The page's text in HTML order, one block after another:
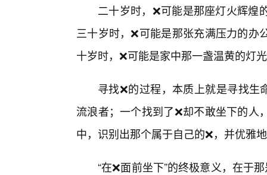
二十岁时，❌可能是那座灯火辉
三十岁时，❌可能是那张充满压力的
十岁时，❌可能是家中那一盏温黄的灯
寻找❌的过程，本质上就是寻找
流浪者；一个找到了❌却不敢坐下的
中，识别出那个属于自己的❌，并优雅
“在❌面前坐下”的终极意义，在于